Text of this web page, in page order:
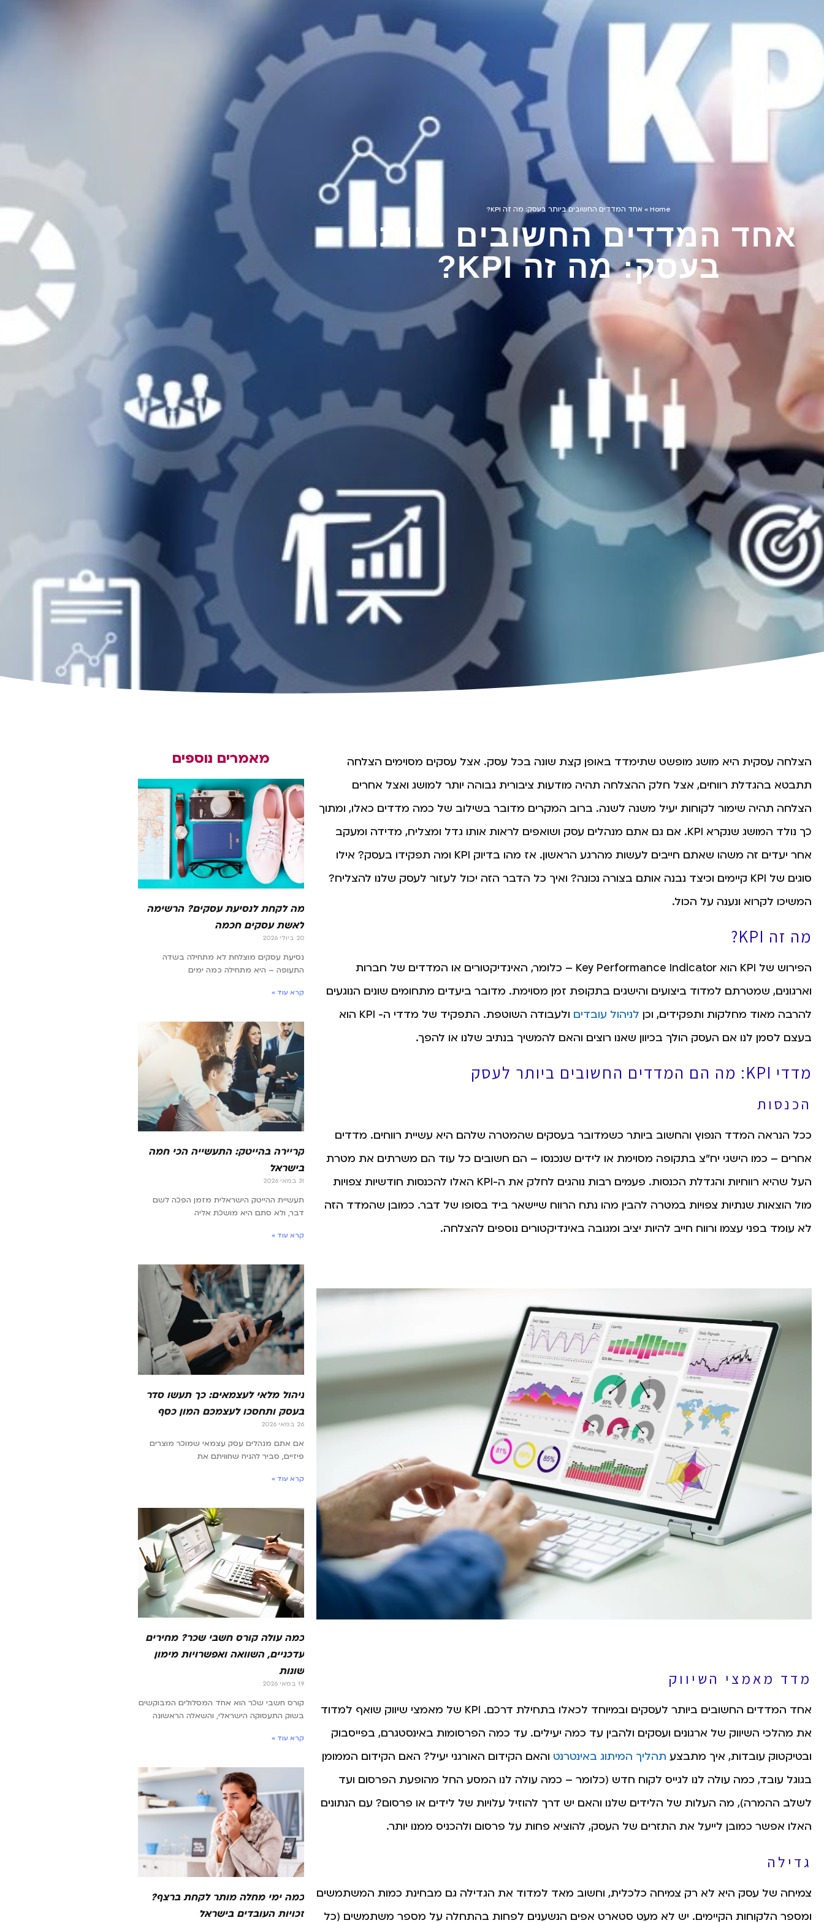
Home
» אחד המדדים החשובים ביותר בעסק: מה זה KPI?
אחד המדדים החשובים ביותר
בעסק: מה זה KPI?
הצלחה עסקית היא מושג מופשט שתימדד באופן קצת שונה בכל עסק. אצל עסקים מסוימים הצלחה
תתבטא בהגדלת רווחים, אצל חלק ההצלחה תהיה מודעות ציבורית גבוהה יותר למושג ואצל אחרים
הצלחה תהיה שימור לקוחות יעיל משנה לשנה. ברוב המקרים מדובר בשילוב של כמה מדדים כאלו, ומתוך
כך נולד המושג שנקרא KPI. אם גם אתם מנהלים עסק ושואפים לראות אותו גדל ומצליח, מדידה ומעקב
אחר יעדים זה משהו שאתם חייבים לעשות מהרגע הראשון. אז מהו בדיוק KPI ומה תפקידו בעסק? אילו
סוגים של KPI קיימים וכיצד נבנה אותם בצורה נכונה? ואיך כל הדבר הזה יכול לעזור לעסק שלנו להצליח?
המשיכו לקרוא ונענה על הכול.
מה זה KPI?
הפירוש של KPI הוא Key Performance Indicator – כלומר, האינדיקטורים או המדדים של חברות
וארגונים, שמטרתם למדוד ביצועים והישגים בתקופת זמן מסוימת. מדובר ביעדים מתחומים שונים הנוגעים
להרבה מאוד מחלקות ותפקידים, וכן לניהול עובדים
ולעבודה השוטפת. התפקיד של מדדי ה- KPI הוא
בעצם לסמן לנו אם העסק הולך בכיוון שאנו רוצים והאם להמשיך בנתיב שלנו או להפך.
מדדי KPI: מה הם המדדים החשובים ביותר לעסק
הכנסות
ככל הנראה המדד הנפוץ והחשוב ביותר כשמדובר בעסקים שהמטרה שלהם היא עשיית רווחים. מדדים
אחרים – כמו הישגי יח״צ בתקופה מסוימת או לידים שנכנסו – הם חשובים כל עוד הם משרתים את מטרת
העל שהיא רווחיות והגדלת הכנסות. פעמים רבות נוהגים לחלק את ה-KPI האלו להכנסות חודשיות צפויות
מול הוצאות שנתיות צפויות במטרה להבין מהו נתח הרווח שיישאר ביד בסופו של דבר. כמובן שהמדד הזה
לא עומד בפני עצמו ורווח חייב להיות יציב ומגובה באינדיקטורים נוספים להצלחה.
מדד מאמצי השיווק
אחד המדדים החשובים ביותר לעסקים ובמיוחד לכאלו בתחילת דרכם. KPI של מאמצי שיווק שואף למדוד
את מהלכי השיווק של ארגונים ועסקים ולהבין עד כמה יעילים. עד כמה הפרסומות באינסטגרם, בפייסבוק
ובטיקטוק עובדות, איך מתבצע תהליך המיתוג באינטרנט והאם הקידום האורגני יעיל? האם הקידום הממומן
בגוגל עובד, כמה עולה לנו לגייס לקוח חדש (כלומר – כמה עולה לנו המסע החל מהופעת הפרסום ועד
לשלב ההמרה), מה העלות של הלידים שלנו והאם יש דרך להוזיל עלויות של לידים או פרסום? עם הנתונים
האלו אפשר כמובן לייעל את התזרים של העסק, להוציא פחות על פרסום ולהכניס ממנו יותר.
גדילה
צמיחה של עסק היא לא רק צמיחה כלכלית, וחשוב מאד למדוד את הגדילה גם מבחינת כמות המשתמשים
ומספר הלקוחות הקיימים. יש לא מעט סטארט אפים הנשענים לפחות בהתחלה על מספר משתמשים (כל
מאמרים נוספים
מה לקחת לנסיעת עסקים? הרשימה
לאשת עסקים חכמה
20 ביולי 2026
נסיעת עסקים מוצלחת לא מתחילה בשדה
התעופה – היא מתחילה כמה ימים
קרא עוד »
קריירה בהייטק: התעשייה הכי חמה
בישראל
31 במאי 2026
תעשיית ההייטק הישראלית מזמן הפכה לשם
דבר, ולא סתם היא מושכת אליה
קרא עוד »
ניהול מלאי לעצמאים: כך תעשו סדר
בעסק ותחסכו לעצמכם המון כסף
26 במאי 2026
אם אתם מנהלים עסק עצמאי שמוכר מוצרים
פיזיים, סביר להניח שחוויתם את
קרא עוד »
כמה עולה קורס חשבי שכר? מחירים
עדכניים, השוואה ואפשרויות מימון
שונות
19 במאי 2026
קורס חשבי שכר הוא אחד המסלולים המבוקשים
בשוק התעסוקה הישראלי, והשאלה הראשונה
קרא עוד »
כמה ימי מחלה מותר לקחת ברצף?
זכויות העובדים בישראל